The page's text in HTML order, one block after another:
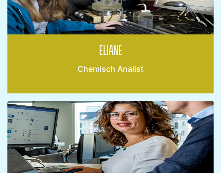
Eliane
Chemisch Analist